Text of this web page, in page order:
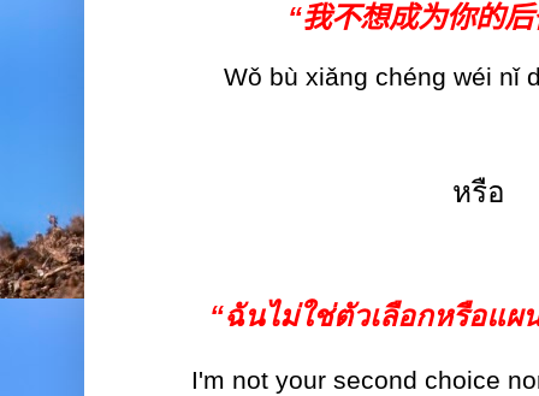
“我不想成为你的
Wǒ bù xiǎng chéng wéi nǐ
หรือ
“ฉันไม่ใช่ตัวเลือกหรือแ
I'm not your second choice